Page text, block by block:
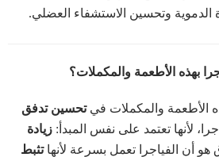
الدموية وتحسين الاستشفاء العضلي.
بهذه الأطعمة والمكملات؟
الأطعمة والمكملات فيتحسين تدفق
لأنها تعتمد على نفس المبدأ: زيادة
هو أن الفياجرا تعمل بسرعة لأنهاتثبط